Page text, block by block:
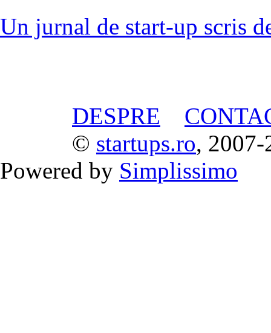
Un jurnal de start-up scris
DESPRE
© startups.ro, 2007-
Powered by Simplissimo